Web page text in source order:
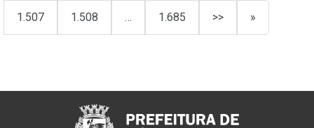
1.507 1.508 … 1.685 >> »